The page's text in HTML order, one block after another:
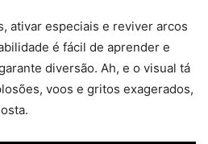
ativar especiais e reviver arcos
é fácil de aprender e
diversão. Ah, e o visual tá
voos e gritos exagerados,